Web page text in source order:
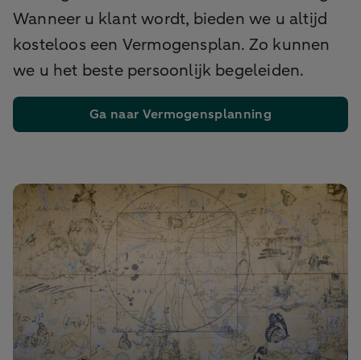
Wanneer u klant wordt, bieden we u altijd
kosteloos een Vermogensplan. Zo kunnen
we u het beste persoonlijk begeleiden.
Ga naar Vermogensplanning